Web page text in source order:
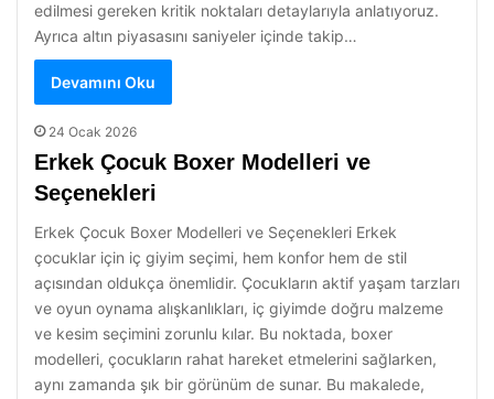
edilmesi gereken kritik noktaları detaylarıyla anlatıyoruz.
Ayrıca altın piyasasını saniyeler içinde takip…
Devamını Oku
24 Ocak 2026
Erkek Çocuk Boxer Modelleri ve
Seçenekleri
Erkek Çocuk Boxer Modelleri ve Seçenekleri Erkek
çocuklar için iç giyim seçimi, hem konfor hem de stil
açısından oldukça önemlidir. Çocukların aktif yaşam tarzları
ve oyun oynama alışkanlıkları, iç giyimde doğru malzeme
ve kesim seçimini zorunlu kılar. Bu noktada, boxer
modelleri, çocukların rahat hareket etmelerini sağlarken,
aynı zamanda şık bir görünüm de sunar. Bu makalede,